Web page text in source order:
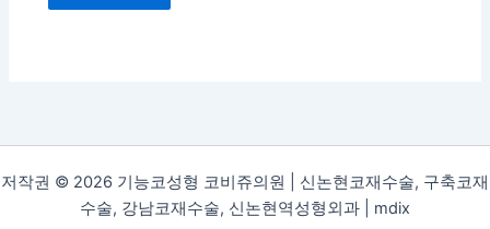
저작권 © 2026 기능코성형 코비쥬의원 | 신논현코재수술, 구축코재
수술, 강남코재수술, 신논현역성형외과 | mdix